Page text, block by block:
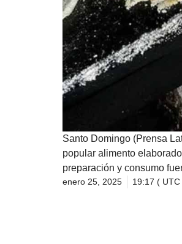
Santo Domingo (Prensa
popular alimento
preparación y consumo
enero 25, 2025 19:17 (